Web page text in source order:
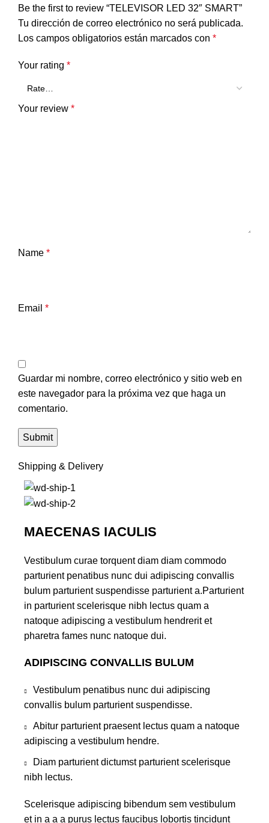
Be the first to review “TELEVISOR LED 32″ SMART”
Tu dirección de correo electrónico no será publicada.
Los campos obligatorios están marcados con *
Your rating *
Your review *
Name *
Email *
Guardar mi nombre, correo electrónico y sitio web en
este navegador para la próxima vez que haga un
comentario.
Shipping & Delivery
MAECENAS IACULIS
Vestibulum curae torquent diam diam commodo
parturient penatibus nunc dui adipiscing convallis
bulum parturient suspendisse parturient a.Parturient
in parturient scelerisque nibh lectus quam a
natoque adipiscing a vestibulum hendrerit et
pharetra fames nunc natoque dui.
ADIPISCING CONVALLIS BULUM
Vestibulum penatibus nunc dui adipiscing
convallis bulum parturient suspendisse.
Abitur parturient praesent lectus quam a natoque
adipiscing a vestibulum hendre.
Diam parturient dictumst parturient scelerisque
nibh lectus.
Scelerisque adipiscing bibendum sem vestibulum
et in a a a purus lectus faucibus lobortis tincidunt